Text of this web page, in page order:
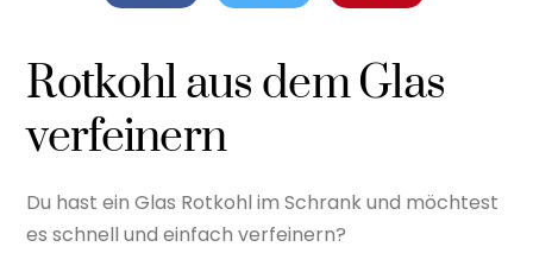
Rotkohl aus dem Glas
verfeinern
Du hast ein Glas Rotkohl im Schrank und möchtest
es schnell und einfach verfeinern?